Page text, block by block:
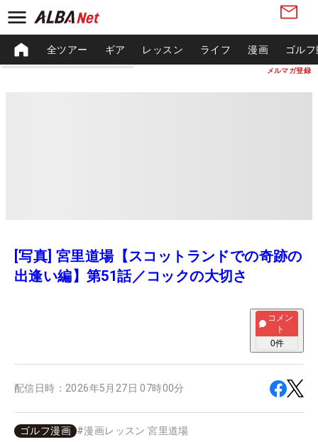
メルマガ登録
全ツアー ギア レッスン ライフ 漫画 ゴル
[写真] 宮里道場【スコットランドでの奇跡の
出逢い編】第51話／コックの大切さ
コメン
ト
0件
配信日時： 2026年5月27日 07時00分
ゴルフ漫画 #漫画レッスン 宮里道場